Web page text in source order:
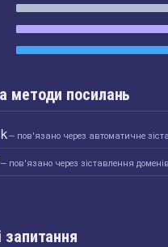
методи посилань
— пов'язано через автоматичне
— пов'язано через зіставлення доменів
запитання